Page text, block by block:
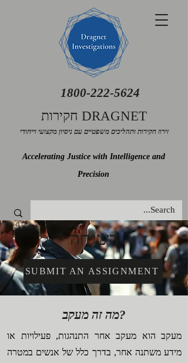
חקירות DRAGNET
זירוז חקירות ותהליכים משפטיים עם ניסיון מקצועי וייחודי
1800-222-5624
Accelerating Justice with Intelligence and
Precision
השגחה
SUBMIT AN ASSIGNMENT
מה זה מעקב?
מעקב הוא מעקב אחר התנהגות, פעילויות או
מידע משתנה אחר, בדרך כלל של אנשים במטרה